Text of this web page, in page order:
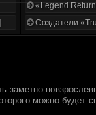
«Legend
Создатели
заметно
можно будет